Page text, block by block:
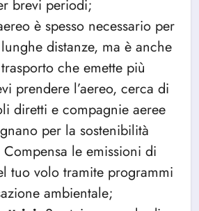
brevi periodi;
è spesso necessario per
distanze, ma è anche
che emette più
prendere l’aereo, cerca di
diretti e compagnie aeree
per la sostenibilità
le emissioni di
tuo volo tramite programmi
ambientale;